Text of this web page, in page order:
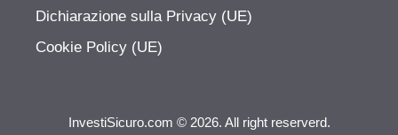
Dichiarazione sulla Privacy (UE)
Cookie Policy (UE)
InvestiSicuro.com © 2026. All right reserverd.